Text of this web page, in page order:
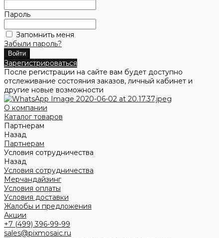
Пароль
Запомнить меня
Забыли пароль?
Зарегистрироваться
После регистрации на сайте вам будет доступно
отслеживание состояния заказов, личный кабинет и
другие новые возможности
О компании
Каталог товаров
Партнерам
Назад
Партнерам
Условия сотрудничества
Назад
Условия сотрудничества
Мерчандайзинг
Условия оплаты
Условия доставки
Жалобы и предложения
Акции
+7 (499) 396-99-99
sales@pixmosaic.ru